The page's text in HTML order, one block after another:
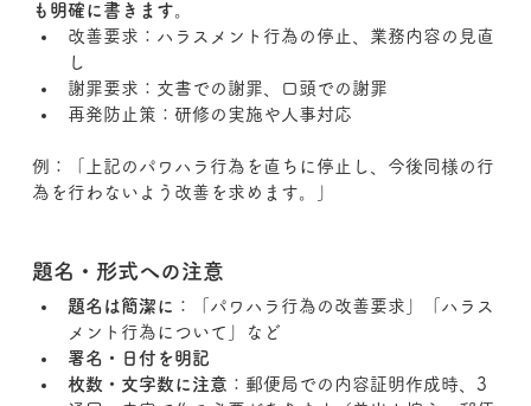
も明確に書きます。
改善要求：ハラスメント行為の停止、業務内容の見直
し
謝罪要求：文書での謝罪、口頭での謝罪
再発防止策：研修の実施や人事対応
例：「上記のパワハラ行為を直ちに停止し、今後同様の行
為を行わないよう改善を求めます。」
題名・形式への注意
題名は簡潔に ：「パワハラ行為の改善要求」「ハラス
メント行為について」など
署名・日付を明記
枚数・文字数に注意 ：郵便局での内容証明作成時、3